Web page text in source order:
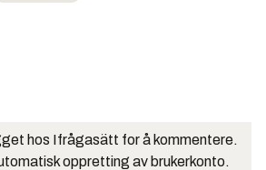
hos Ifrågasätt for å kommentere.
oppretting av brukerkonto.